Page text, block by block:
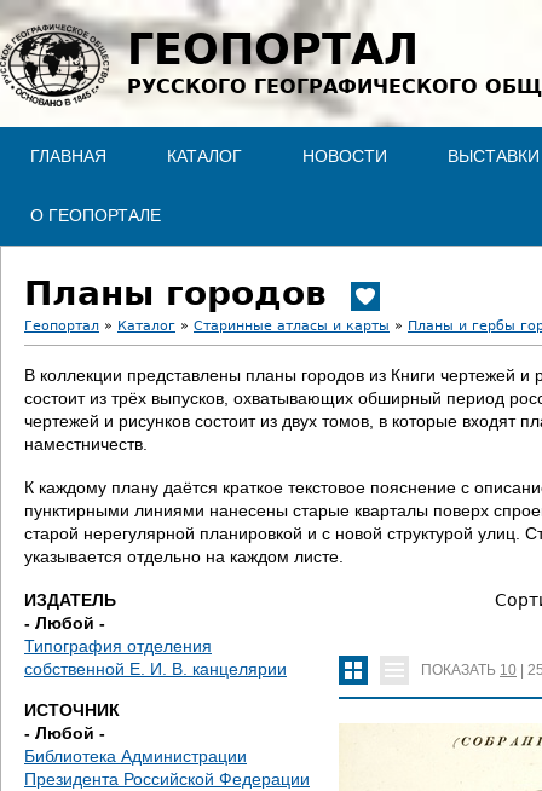
Jump to navigation
ГЕОПОРТАЛ
РУССКОГО ГЕОГРАФИЧЕСКОГО
ГЛАВНАЯ КАТАЛОГ НОВОСТИ ВЫСТАВКИ
О ГЕОПОРТАЛЕ
Планы городов
В
ы
д
е
с
ь
Геопортал » Каталог » Старинные атласы и карты » Планы и гербы
В коллекции представлены планы городов из Книги чертежей
состоит из трёх выпусков, охватывающих обширный период
чертежей и рисунков состоит из двух томов, в которые входят
наместничеств.
К каждому плану даётся краткое текстовое пояснение с
пунктирными линиями нанесены старые кварталы поверх
старой нерегулярной планировкой и с новой структурой
указывается отдельно на каждом листе.
ИЗДАТЕЛЬ
- Любой -
Типография отделения
собственной Е. И. В. канцелярии
ИСТОЧНИК
- Любой -
Библиотека Администрации
Президента Российской Федерации
ПОКАЗАТЬ 10 |